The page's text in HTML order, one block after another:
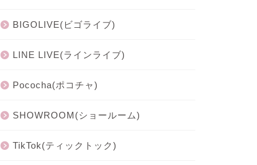
BIGOLIVE(ビゴライブ)
LINE LIVE(ラインライブ)
Pococha(ポコチャ)
SHOWROOM(ショールーム)
TikTok(ティックトック)